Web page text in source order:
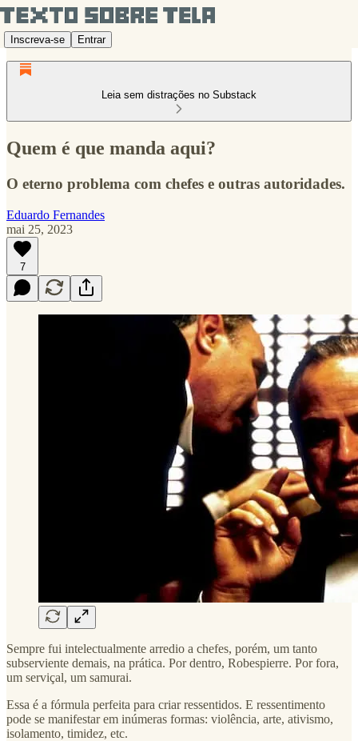
Inscreva-se Entrar
Leia sem distrações no Substack
Quem é que manda aqui?
O eterno problema com chefes e outras autoridades.
Eduardo Fernandes
mai 25, 2023
7
Sempre fui intelectualmente arredio a chefes, porém, um tanto
subserviente demais, na prática. Por dentro, Robespierre. Por fora,
um serviçal, um samurai.
Essa é a fórmula perfeita para criar ressentidos. E ressentimento
pode se manifestar em inúmeras formas: violência, arte, ativismo,
isolamento, timidez, etc.